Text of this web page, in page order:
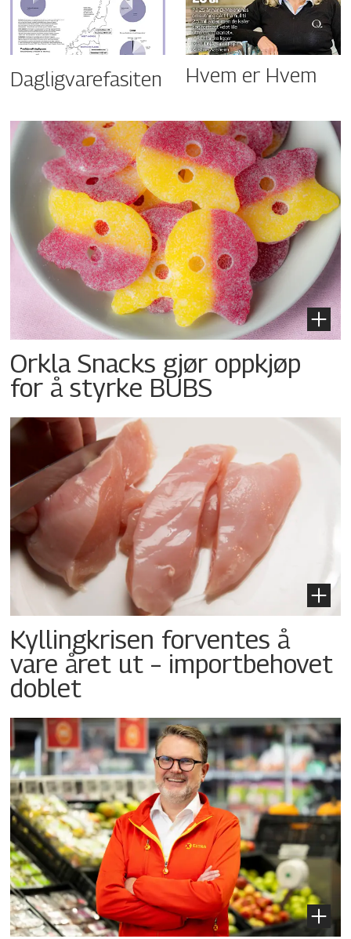
Dagligvarefasiten Hvem er Hvem
Orkla Snacks gjør oppkjøp
for å styrke BUBS
Kyllingkrisen forventes å
vare året ut – importbehovet
doblet